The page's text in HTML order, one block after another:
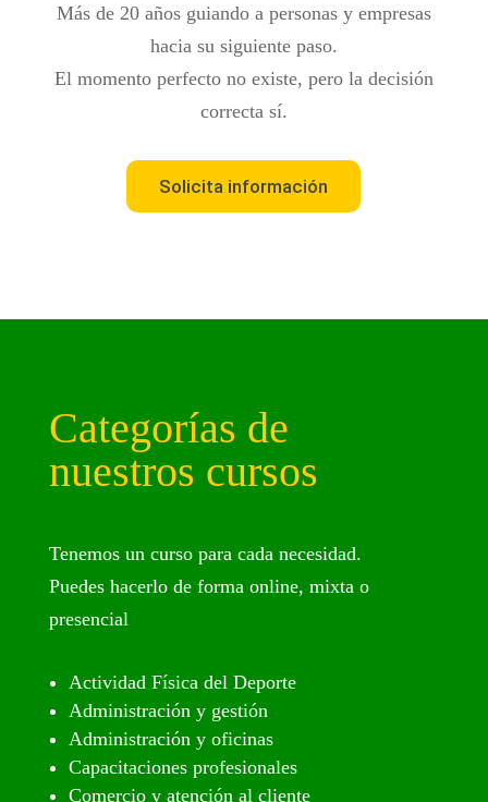
Más de 20 años guiando a personas y empresas
hacia su siguiente paso.
El momento perfecto no existe, pero la decisión
correcta sí.
Solicita información
Categorías de
nuestros cursos
Tenemos un curso para cada necesidad.
Puedes hacerlo de forma online, mixta o
presencial
Actividad Física del Deporte
Administración y gestión
Administración y oficinas
Capacitaciones profesionales
Comercio y atención al cliente